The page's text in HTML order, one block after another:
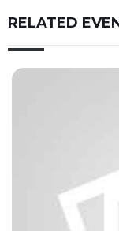
RELATED